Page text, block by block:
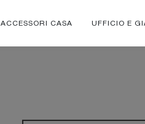
ACCESSORI CASA UFFICIO E